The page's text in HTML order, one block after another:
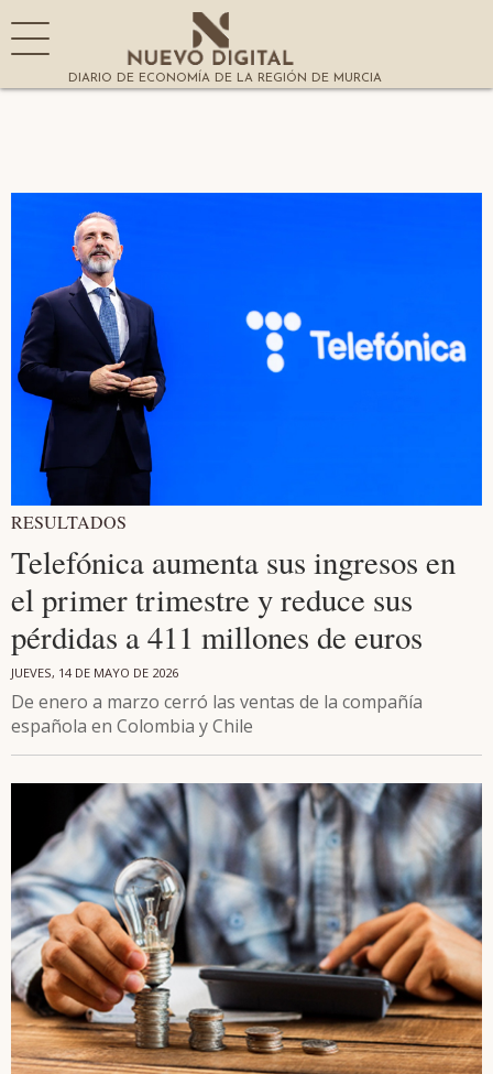
DIARIO DE ECONOMÍA DE LA REGIÓN DE MURCIA
RESULTADOS
Telefónica aumenta sus ingresos en
el primer trimestre y reduce sus
pérdidas a 411 millones de euros
JUEVES, 14 DE MAYO DE 2026
De enero a marzo cerró las ventas de la compañía
española en Colombia y Chile